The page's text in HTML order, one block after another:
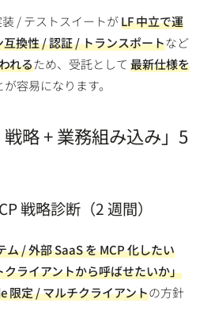
/ テストスイートがLF 中立で運
換性 / 認証 / トランスポートなど
れるため、受託として最新仕様を
が容易になります。
戦略 + 業務組み込み」5
戦略診断（2 週間）
ム / 外部 SaaS を MCP 化したい
ライアントから呼ばせたいか」
限定 / マルチクライアントの方針